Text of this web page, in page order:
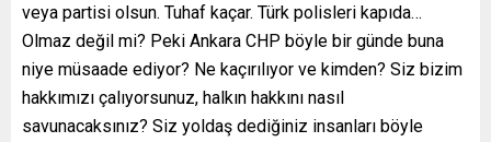
veya partisi olsun. Tuhaf kaçar. Türk polisleri kapıda…
Olmaz değil mi? Peki Ankara CHP böyle bir günde buna
niye müsaade ediyor? Ne kaçırılıyor ve kimden? Siz bizim
hakkımızı çalıyorsunuz, halkın hakkını nasıl
savunacaksınız? Siz yoldaş dediğiniz insanları böyle